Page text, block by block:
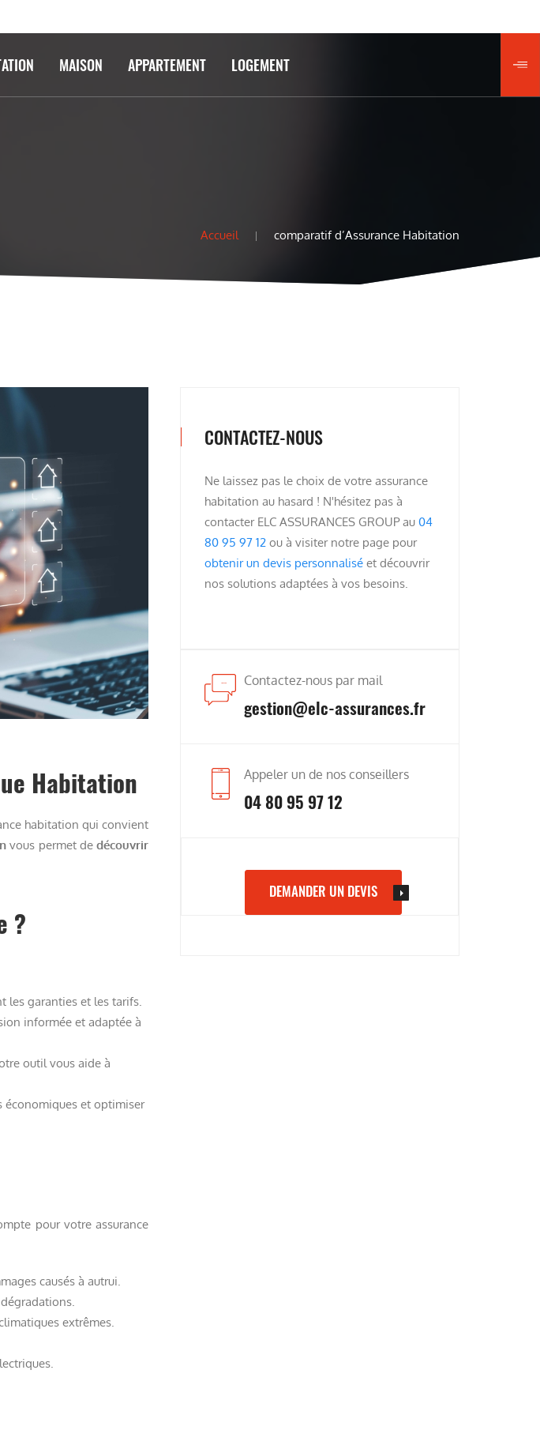
MAISON APPARTEMENT LOGEMENT
Accueil comparatif d’Assurance Habitation
Habitation
habitation qui convient
vous permet dedécouvrir
?
les garanties et les tarifs.
informée et adaptée à
outil vous aide à
économiques et optimiser
pour votre assurance
causés à autrui.
extrêmes.
CONTACTEZ-NOUS
Ne laissez pas le choix de votre assurance
habitation au hasard ! N'hésitez pas à
contacter ELC ASSURANCES GROUP au04
80 95 97 12 ou à visiter notre page pour
obtenir un devis personnalisé et découvrir
nos solutions adaptées à vos besoins.
Contactez-nous par mail
gestion@elc-assurances.fr
Appeler un de nos conseillers
04 80 95 97 12
DEMANDER UN DEVIS